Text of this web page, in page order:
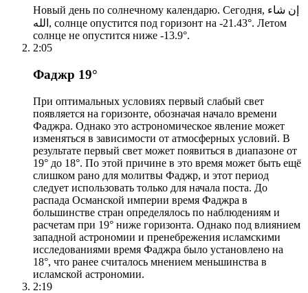
Новый день по солнечному календарю. Сегодня, إن شاء
الله, солнце опустится под горизонт на -21.43°. Летом
солнце не опустится ниже -13.9°.
2:05
Фаджр 19°
При оптимальных условиях первый слабый свет
появляется на горизонте, обозначая начало времени
Фаджра. Однако это астрономическое явление может
изменяться в зависимости от атмосферных условий. В
результате первый свет может появиться в диапазоне от
19° до 18°. По этой причине в это время может быть ещё
слишком рано для молитвы Фаджр, и этот период
следует использовать только для начала поста. До
распада Османской империи время Фаджра в
большинстве стран определялось по наблюдениям и
расчетам при 19° ниже горизонта. Однако под влиянием
западной астрономии и пренебрежения исламскими
исследованиями время Фаджра было установлено на
18°, что ранее считалось мнением меньшинства в
исламской астрономии.
2:19